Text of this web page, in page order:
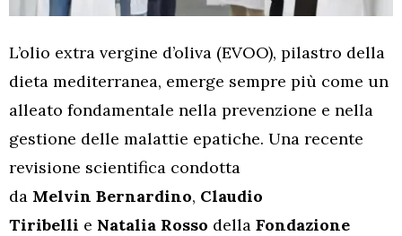
L’olio extra vergine d’oliva (EVOO), pilastro della
dieta mediterranea, emerge sempre più come un
alleato fondamentale nella prevenzione e nella
gestione delle malattie epatiche. Una recente
revisione scientifica condotta
da Melvin Bernardino, Claudio
Tiribelli e Natalia Rosso della Fondazione